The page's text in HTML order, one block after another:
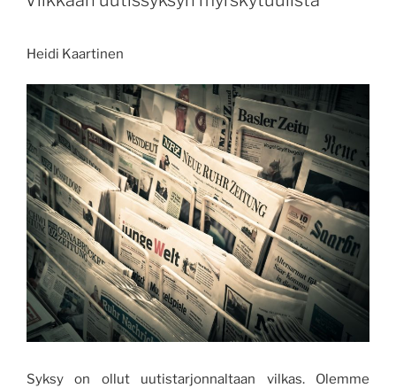
Heidi Kaartinen
Syksy on ollut uutistarjonnaltaan vilkas. Olemme